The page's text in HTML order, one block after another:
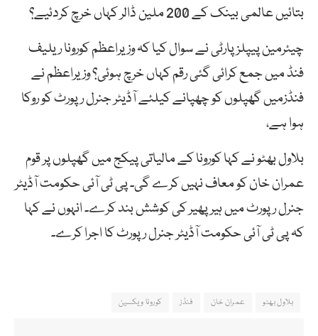
بتائیں عالمی بینک کے 200 ملین ڈالر کہاں خرچ کردئیے؟
چیئرمین پیپلزپارٹی نے سوال کیا کہ وزیراعظم کورونا ریلیف
فنڈ میں جمع کرائی گئی رقم کہاں خرچ ہوئی؟ وزیراعظم نے
فنڈزمیں گھپلوں کو چھپانے کیلئے آڈیٹر جنرل رپورٹ کو روکا
ہوا ہے،
بلاول بھٹو نے کہا کورونا کے مالیاتی پیکج میں گھپلوں پر قوم
عمران خان کو معاف نہیں کرے گی۔ پی ٹی آئی حکومت آڈیٹر
جنرل رپورٹ میں ہیرپھیر کی کوشش بند کرے۔ انہوں نے کہا
کہ پی ٹی آئی حکومت آڈیٹر جنرل رپورٹ کا اجرا کرے۔
بلاول بھٹو عمران خان فنڈز کورونا ویکسین